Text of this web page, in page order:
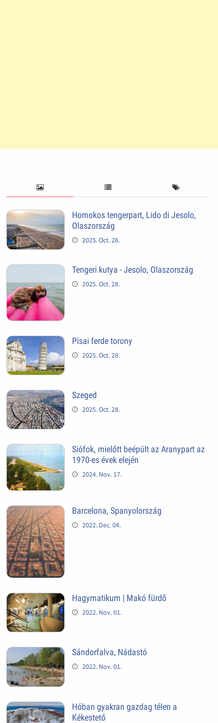
Homokos tengerpart, Lido di Jesolo,
Olaszország
2025. Oct. 28.
Tengeri kutya - Jesolo, Olaszország
2025. Oct. 28.
Pisai ferde torony
2025. Oct. 28.
Szeged
2025. Oct. 28.
Siófok, mielőtt beépült az Aranypart az
1970-es évek elején
2024. Nov. 17.
Barcelona, Spanyolország
2022. Dec. 04.
Hagymatikum | Makó fürdő
2022. Nov. 01.
Sándorfalva, Nádastó
2022. Nov. 01.
Hóban gyakran gazdag télen a
Kékestető